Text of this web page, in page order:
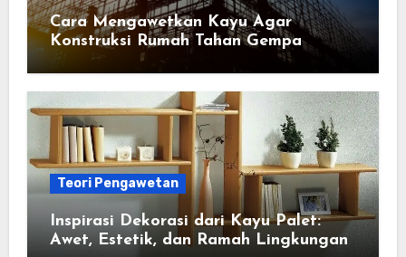
Cara Mengawetkan Kayu Agar
Konstruksi Rumah Tahan Gempa
Teori Pengawetan
Inspirasi Dekorasi dari Kayu Palet:
Awet, Estetik, dan Ramah Lingkungan